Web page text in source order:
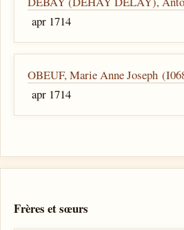
apr 1714
OBEUF, Marie Anne Joseph
apr 1714
Frères et sœurs